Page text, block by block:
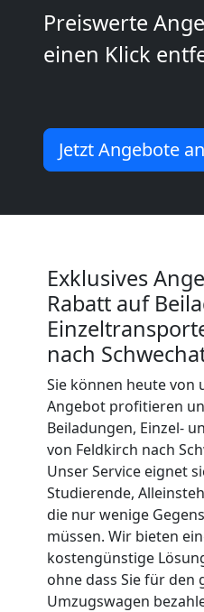
Preiswerte
einen Klick
Jetzt Angebote
Exklusives
Rabatt auf
nach
Sie können heute von
Angebot profitieren
Beiladungen, Einzel-
von Feldkirch nach
Unser Service eignet
Studierende,
die nur wenige
müssen. Wir bieten
kostengünstige
ohne dass Sie für den
Umzugswagen
Anfrage
National
Beiladung
National
Beiladung
International
Umzug